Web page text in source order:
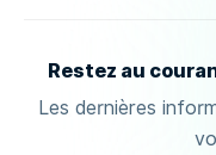
Restez au
Les dernières